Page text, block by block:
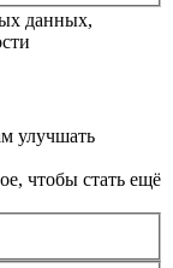
данных,
улучшать
чтобы стать ещё